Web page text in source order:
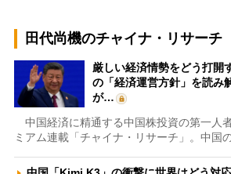
田代尚機のチャイナ・リサーチ
厳しい経済情勢をどう打開
の「経済運営方針」を読
が…
中国経済に精通する中国株投資の第一人
ミアム連載「チャイナ・リサーチ」。中国